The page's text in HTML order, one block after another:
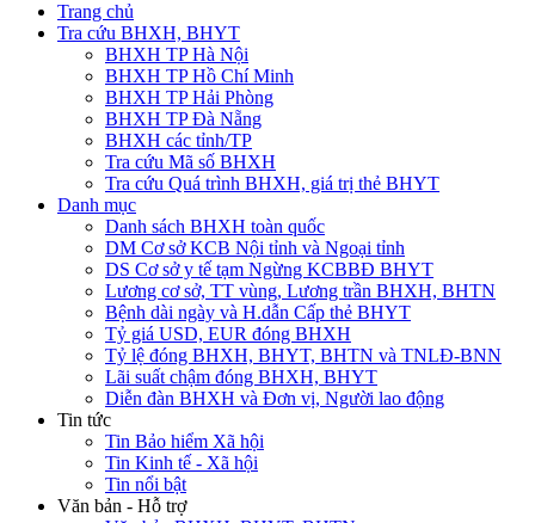
Trang chủ
Tra cứu BHXH, BHYT
BHXH TP Hà Nội
BHXH TP Hồ Chí Minh
BHXH TP Hải Phòng
BHXH TP Đà Nẵng
BHXH các tỉnh/TP
Tra cứu Mã số BHXH
Tra cứu Quá trình BHXH, giá trị thẻ BHYT
Danh mục
Danh sách BHXH toàn quốc
DM Cơ sở KCB Nội tỉnh và Ngoại tỉnh
DS Cơ sở y tế tạm Ngừng KCBBĐ BHYT
Lương cơ sở, TT vùng, Lương trần BHXH, BHTN
Bệnh dài ngày và H.dẫn Cấp thẻ BHYT
Tỷ giá USD, EUR đóng BHXH
Tỷ lệ đóng BHXH, BHYT, BHTN và TNLĐ-BNN
Lãi suất chậm đóng BHXH, BHYT
Diễn đàn BHXH và Đơn vị, Người lao động
Tin tức
Tin Bảo hiểm Xã hội
Tin Kinh tế - Xã hội
Tin nổi bật
Văn bản - Hỗ trợ